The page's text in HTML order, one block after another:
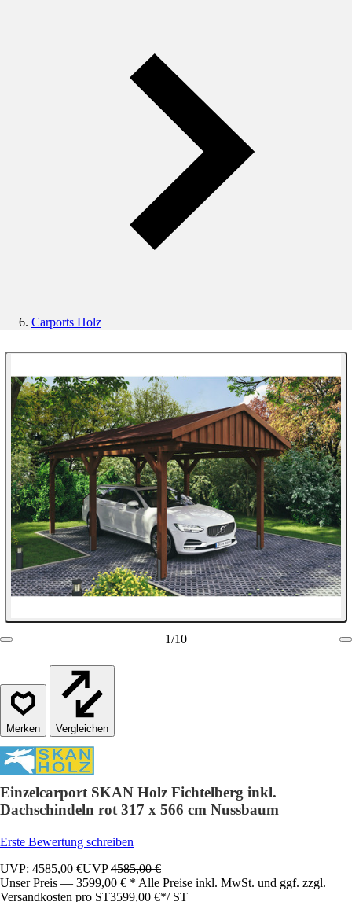
Carports Holz
1/10
Vergleichen
Einzelcarport SKAN Holz Fichtelberg inkl.
Dachschindeln rot 317 x 566 cm Nussbaum
Erste Bewertung schreiben
UVP: 4585,00 €UVP4585,00 €
Unser Preis — 3599,00 € * Alle Preise inkl. MwSt. und ggf. zzgl.
Versandkosten pro ST3599,00 €*/ ST